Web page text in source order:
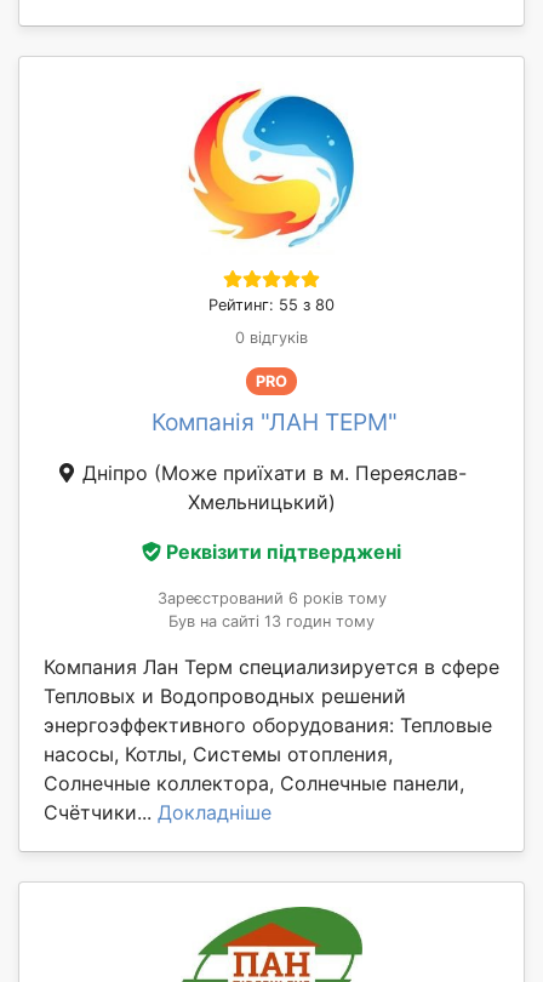
Рейтинг: 55 з 80
0 відгуків
PRO
Компанія "ЛАН ТЕРМ"
Дніпро (Може приїхати в м. Переяслав-
Хмельницький)
Реквізити підтверджені
Зареєстрований 6 років тому
Був на сайті 13 годин тому
Компания Лан Терм специализируется в сфере
Тепловых и Водопроводных решений
энергоэффективного оборудования: Тепловые
насосы, Котлы, Системы отопления,
Солнечные коллектора, Солнечные панели,
Счётчики... Докладніше